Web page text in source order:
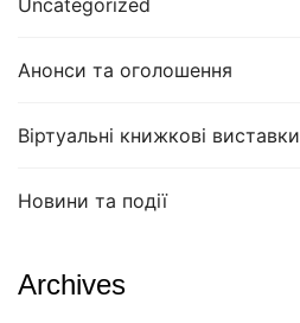
Uncategorized
Анонси та оголошення
Віртуальні книжкові виставки
Новини та події
Archives